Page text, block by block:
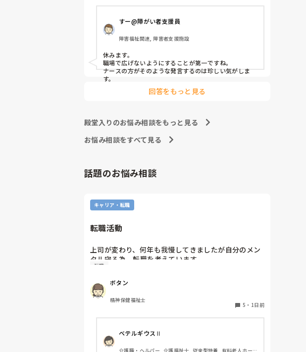
すー@障がい者支援員
障害福祉関連, 障害者支援施設
休みます。
職場で広げないようにすることが第一ですね。
ナースの方がそのような発言するのは珍しい気がしま
す。
回答をもっと見る
殿堂入りのお悩み相談をもっと見る
お悩み相談をすべて見る
話題のお悩み相談
キャリア・転職
転職活動
上司が変わり、何年も我慢してきましたが自分のメン
タル守る為、転職を考えています。
納得できる仕事に出会うまでの間
②系列の他職場に移動する
皆さんならどうしますか？
また、就活中、積極的に施設見学等をしましたか？
転職
ボタン
精神保健福祉士
5 ・ 1日前
ベテルギウスⅡ
介護職・ヘルパー, 介護福祉士, 従来型特養, 有料老人ホー